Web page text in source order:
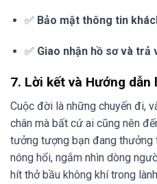
✅ Bảo mật thông tin
✅ Giao nhận hồ sơ và trả
7. Lời kết và Hướng dẫn
Cuộc đời là những chuyến đi,
chân mà bất cứ ai cũng nên
tưởng tượng bạn đang
nóng hổi, ngắm nhìn dòng
hít thở bầu không khí trong